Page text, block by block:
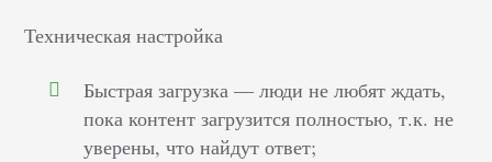
Техническая настройка
Быстрая загрузка — люди не любят ждать,
пока контент загрузится полностью, т.к. не
уверены, что найдут ответ;